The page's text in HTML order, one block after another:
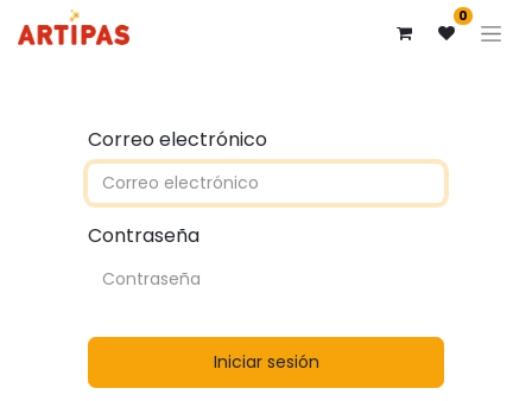
0
Correo electrónico
Contraseña
Iniciar sesión